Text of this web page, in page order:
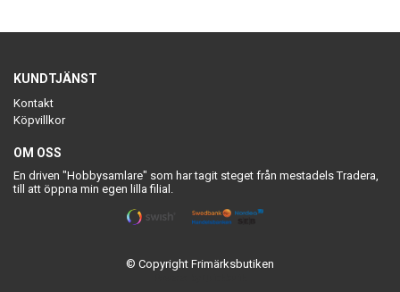
KUNDTJÄNST
Kontakt
Köpvillkor
OM OSS
En driven "Hobbysamlare" som har tagit steget från mestadels Tradera,
till att öppna min egen lilla filial.
© Copyright Frimärksbutiken